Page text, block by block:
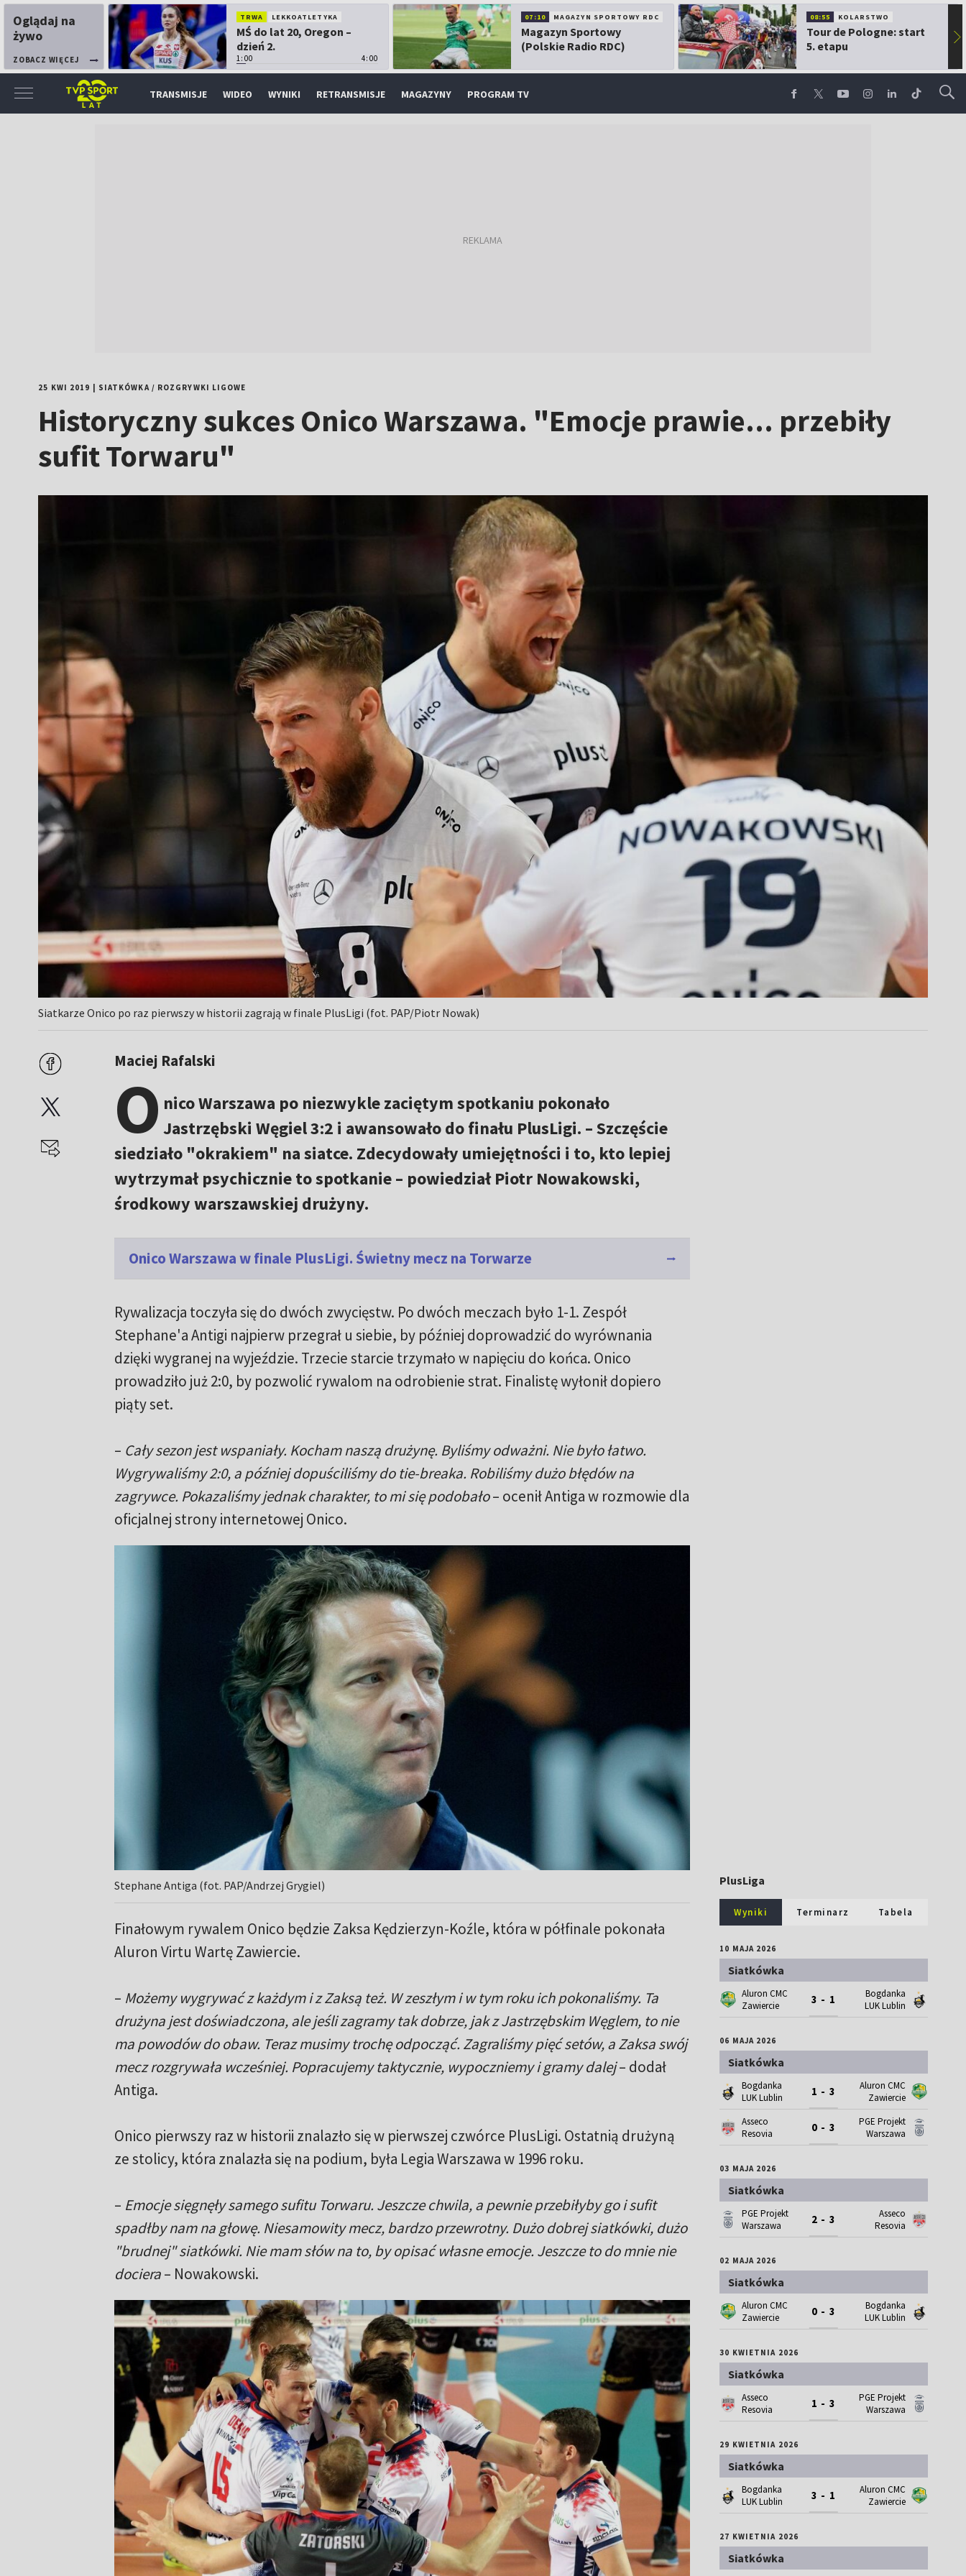
Oglądaj na
żywo
ZOBACZ WIĘCEJ
TRWA LEKKOATLETYKA
MŚ do lat 20, Oregon –
dzień 2.
1:00 4:00
07:10 MAGAZYN SPORTOWY RDC
Magazyn Sportowy
(Polskie Radio RDC)
08:55 KOLARSTWO
Tour de Pologne: start
5. etapu
▶
TRANSMISJE WIDEO WYNIKI RETRANSMISJE MAGAZYNY PROGRAM TV
25 KWI 2019 SIATKÓWKA/ ROZGRYWKI LIGOWE
Historyczny sukces Onico Warszawa. "Emocje prawie... przebiły
sufit Torwaru"
Siatkarze Onico po raz pierwszy w historii zagrają w finale PlusLigi (fot. PAP/Piotr Nowak)
Maciej Rafalski
O nico Warszawa po niezwykle zaciętym spotkaniu pokonało
Jastrzębski Węgiel 3:2 i awansowało do finału PlusLigi. – Szczęście
siedziało "okrakiem" na siatce. Zdecydowały umiejętności i to, kto lepiej
wytrzymał psychicznie to spotkanie – powiedział Piotr Nowakowski,
środkowy warszawskiej drużyny.
Onico Warszawa w finale PlusLigi. Świetny mecz na Torwarze
Rywalizacja toczyła się do dwóch zwycięstw. Po dwóch meczach było 1-1. Zespół
Stephane'a Antigi najpierw przegrał u siebie, by później doprowadzić do wyrównania
dzięki wygranej na wyjeździe. Trzecie starcie trzymało w napięciu do końca. Onico
prowadziło już 2:0, by pozwolić rywalom na odrobienie strat. Finalistę wyłonił dopiero
piąty set.
– Cały sezon jest wspaniały. Kocham naszą drużynę. Byliśmy odważni. Nie było łatwo.
Wygrywaliśmy 2:0, a później dopuściliśmy do tie-breaka. Robiliśmy dużo błędów na
zagrywce. Pokazaliśmy jednak charakter, to mi się podobało– ocenił Antiga w rozmowie dla
oficjalnej strony internetowej Onico.
Stephane Antiga (fot. PAP/Andrzej Grygiel)
Finałowym rywalem Onico będzie Zaksa Kędzierzyn-Koźle, która w półfinale pokonała
Aluron Virtu Wartę Zawiercie.
– Możemy wygrywać z każdym i z Zaksą też. W zeszłym i w tym roku ich pokonaliśmy. Ta
drużyna jest doświadczona, ale jeśli zagramy tak dobrze, jak z Jastrzębskim Węglem, to nie
ma powodów do obaw. Teraz musimy trochę odpocząć. Zagraliśmy pięć setów, a Zaksa swój
mecz rozgrywała wcześniej. Popracujemy taktycznie, wypoczniemy i gramy dalej– dodał
Antiga.
Onico pierwszy raz w historii znalazło się w pierwszej czwórce PlusLigi. Ostatnią drużyną
ze stolicy, która znalazła się na podium, była Legia Warszawa w 1996 roku.
– Emocje sięgnęły samego sufitu Torwaru. Jeszcze chwila, a pewnie przebiłyby go i sufit
spadłby nam na głowę. Niesamowity mecz, bardzo przewrotny. Dużo dobrej siatkówki, dużo
"brudnej" siatkówki. Nie mam słów na to, by opisać własne emocje. Jeszcze to do mnie nie
dociera– Nowakowski.
PlusLiga
Wyniki Terminarz Tabela
10 MAJA 2026
Siatkówka
Aluron CMC
Zawiercie
3 - 1
Bogdanka
LUK Lublin
06 MAJA 2026
Siatkówka
Bogdanka
LUK Lublin
1 - 3
Aluron CMC
Zawiercie
Asseco
Resovia
0 - 3
PGE Projekt
Warszawa
03 MAJA 2026
Siatkówka
PGE Projekt
Warszawa
2 - 3
Asseco
Resovia
02 MAJA 2026
Siatkówka
Aluron CMC
Zawiercie
0 - 3
Bogdanka
LUK Lublin
30 KWIETNIA 2026
Siatkówka
Asseco
Resovia
1 - 3
PGE Projekt
Warszawa
29 KWIETNIA 2026
Siatkówka
Bogdanka
LUK Lublin
3 - 1
Aluron CMC
Zawiercie
27 KWIETNIA 2026
Siatkówka